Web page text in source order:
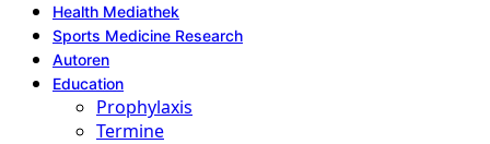
Health Mediathek
Sports Medicine Research
Autoren
Education
Prophylaxis
Termine